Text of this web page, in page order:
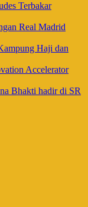
Terbakar
Real Madrid
Haji dan
Accelerator
Bhakti hadir di SR